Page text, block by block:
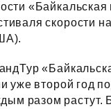
«Байкальская
скорости
уже второй год
разом растут.